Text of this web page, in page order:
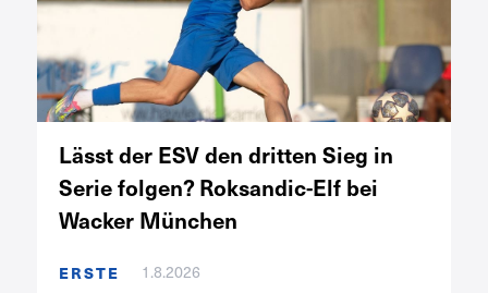
Lässt der ESV den dritten Sieg in
Serie folgen? Roksandic-Elf bei
Wacker München
ERSTE 1.8.2026